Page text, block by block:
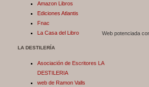
Amazon Libros
Ediciones Atlantis
Fnac
La Casa del Libro
LA DESTILERÍA
Asociación de Escritores LA
DESTILERIA
web de Ramon Valls
Web potenciada